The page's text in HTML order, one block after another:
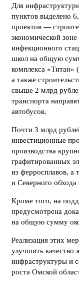
Для
пунктов выделено
проектов —
экономической
инфекционного
школ на общую
комплекса «Титан»
а также
свыше 2 млрд
транспорта
автобусов.
Почти 3 млрд
инвестиционные
производства
графитированных
из ферросплавов, а
и Северного
Кроме того, на
предусмотрена
на общую сумму
Реализация этих
улучшить качество
инфраструктуры и
роста Омской